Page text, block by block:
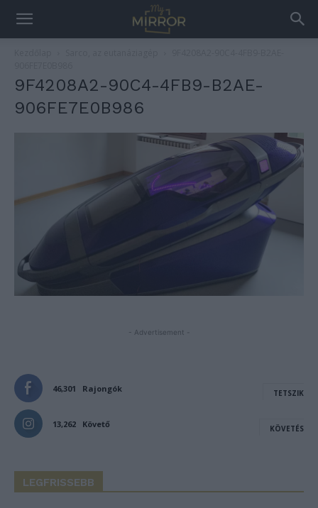
9F4208A2-90C4-4FB9-B2AE-
906FE7E0B986
- Advertisement -
46,301 Rajongók TETSZIK
13,262 Követő KÖVETÉS
LEGFRISSEBB